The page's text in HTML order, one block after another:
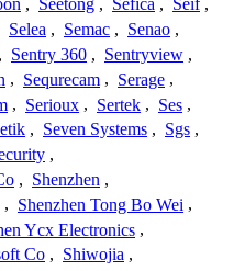
, Seetong , Sefica , Seif ,
Selea , Semac , Senao ,
, Sentry 360 , Sentryview ,
, Sequrecam , Serage ,
, Serioux , Sertek , Ses ,
, Seven Systems , Sgs ,
,
, Shenzhen ,
, Shenzhen Tong Bo Wei ,
Ycx Electronics ,
Co , Shiwojia ,